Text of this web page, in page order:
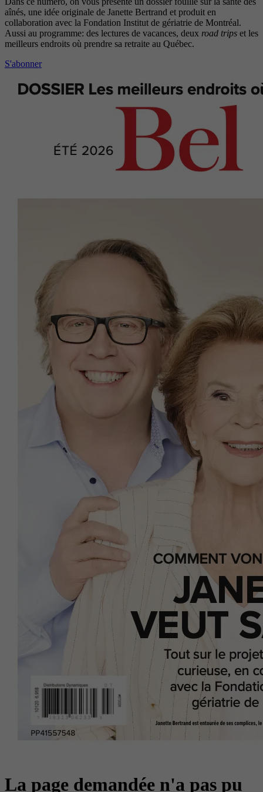
aînés, une idée originale de Janette Bertrand et produit en
collaboration avec la Fondation Institut de gériatrie de Montréal.
Aussi au programme: des lectures de vacances, deux road trips et les
meilleurs endroits où prendre sa retraite au Québec.
S'abonner
La page demandée n'a pas pu